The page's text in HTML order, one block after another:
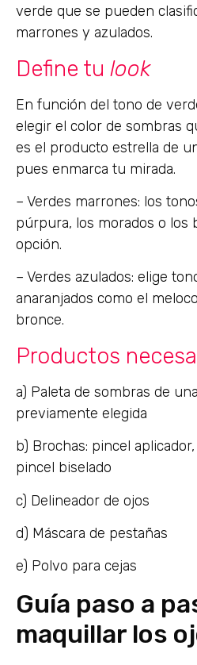
verde que se pueden
marrones y azulados.
Define tu look
En función del tono de
elegir el color de sombras
es el producto estrella de
pues enmarca tu mirada.
– Verdes marrones: los
púrpura, los morados o los
opción.
– Verdes azulados: elige
anaranjados como el
bronce.
Productos
a) Paleta de sombras de
previamente elegida
b) Brochas: pincel
pincel biselado
c) Delineador de ojos
d) Máscara de pestañas
e) Polvo para cejas
Guía paso a
maquillar los